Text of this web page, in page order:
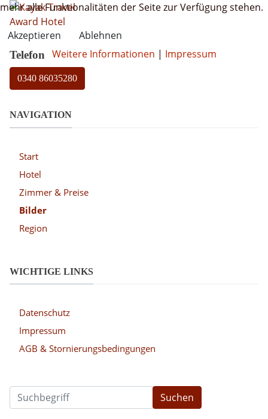
Telefon
0340 86035280
NAVIGATION
Start
Hotel
Zimmer & Preise
Bilder
Region
WICHTIGE LINKS
Datenschutz
Impressum
AGB & Stornierungsbedingungen
Suchen
mehr alle Funktionalitäten der Seite zur Verfügung stehen.
Akzeptieren
Ablehnen
Weitere Informationen | Impressum